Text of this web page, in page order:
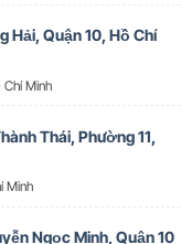
Hải, Quận 10, Hồ Chí
Chí Minh
Thái, Phường 11,
Minh
Ngọc Minh, Quận 10